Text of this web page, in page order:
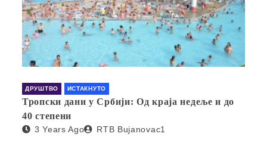
ДРУШТВО ИСТАКНУТО
Тропски дани у Србији: Од краја недеље и до
40 степени
3 Years Ago RTB Bujanovac1